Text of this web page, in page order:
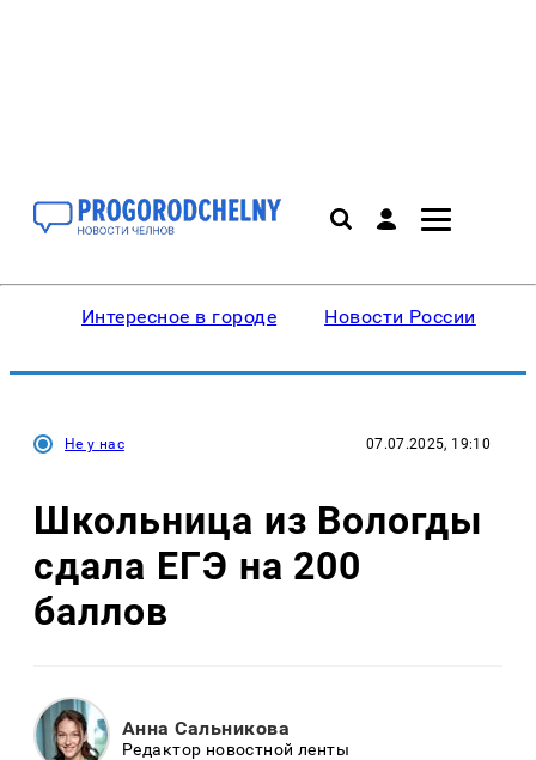
Интересное в городе Новости России
Не у нас 07.07.2025, 19:10
Школьница из Вологды
сдала ЕГЭ на 200
баллов
Анна Сальникова
Редактор новостной ленты